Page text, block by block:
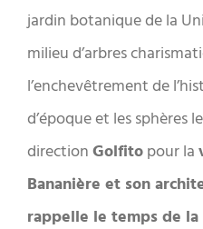
jardin botanique de la
milieu d’arbres
l’enchevêtrement de
d’époque et les sphères
direction Golfito pour la
Bananière et son
rappelle le temps de